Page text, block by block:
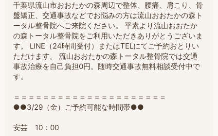
千葉県流山市おおたかの森周辺で整体、腰痛、肩こり、骨
盤矯正、交通事故などでお悩みの方は流山おおたかの森ト
ータル整骨院へご来院ください。 平素より流山おおたか
の森トータル整骨院をご利用いただきありがとうございま
す。 LINE（24時間受付）またはTELにてご予約おとりい
ただけます。 流山おおたかの森トータル整骨院では交通
事故治療を自己負担0円。随時交通事故無料相談受付中で
す。
＝＝＝＝＝＝＝＝＝＝＝＝＝＝＝＝＝＝＝＝＝
●●3/29（金）ご予約可能な時間帯●●
安芸 10：00